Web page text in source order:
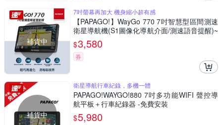
補貨中
7吋螢幕再加大 機身縮小超有感
【PAPAGO!】WayGo 770 7吋智慧型區間測速
衛星導航機(S1圖像化導航介面/測速語音提醒)~
急
$3,580
券
補貨中
衛星導航行車紀錄，多機一體
PAPAGO!WAYGO!880 7吋多功能WIFI 聲控導
航平板＋行車紀錄器 -免費安裝
$5,980